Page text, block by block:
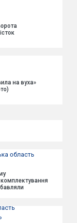
на вуха»
область
комплектування